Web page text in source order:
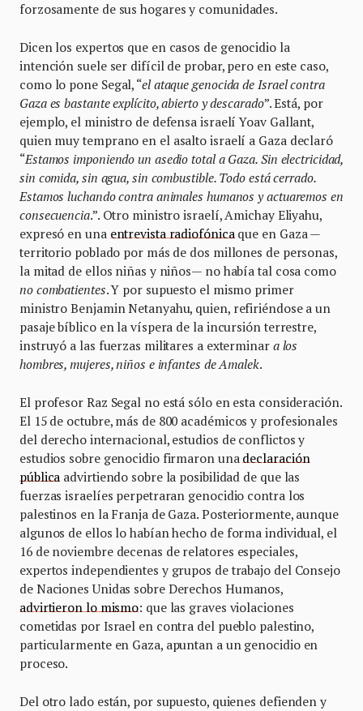
forzosamente de sus hogares y comunidades.
Dicen los expertos que en casos de genocidio la
intención suele ser difícil de probar, pero en este caso,
como lo pone Segal, “el ataque genocida de Israel contra
Gaza es bastante explícito, abierto y descarado”. Está, por
ejemplo, el ministro de defensa israelí Yoav Gallant,
quien muy temprano en el asalto israelí a Gaza declaró
“Estamos imponiendo un asedio total a Gaza. Sin electricidad,
sin comida, sin agua, sin combustible. Todo está cerrado.
Estamos luchando contra animales humanos y actuaremos en
consecuencia.”. Otro ministro israelí, Amichay Eliyahu,
expresó en una entrevista radiofónicaque en Gaza —
territorio poblado por más de dos millones de personas,
la mitad de ellos niñas y niños— no había tal cosa como
no combatientes. Y por supuesto el mismo primer
ministro Benjamin Netanyahu, quien, refiriéndose a un
pasaje bíblico en la víspera de la incursión terrestre,
instruyó a las fuerzas militares a exterminar a los
hombres, mujeres, niños e infantes de Amalek.
El profesor Raz Segal no está sólo en esta consideración.
El 15 de octubre, más de 800 académicos y profesionales
del derecho internacional, estudios de conflictos y
estudios sobre genocidio firmaron unadeclaración
pública advirtiendo sobre la posibilidad de que las
fuerzas israelíes perpetraran genocidio contra los
palestinos en la Franja de Gaza. Posteriormente, aunque
algunos de ellos lo habían hecho de forma individual, el
16 de noviembre decenas de relatores especiales,
expertos independientes y grupos de trabajo del Consejo
de Naciones Unidas sobre Derechos Humanos,
advirtieron lo mismo: que las graves violaciones
cometidas por Israel en contra del pueblo palestino,
particularmente en Gaza, apuntan a un genocidio en
proceso.
Del otro lado están, por supuesto, quienes defienden y